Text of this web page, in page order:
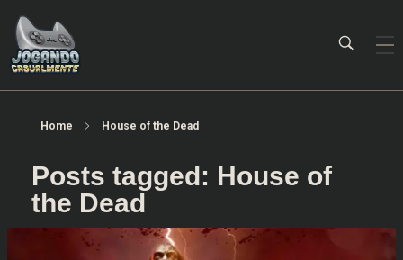
Home House of the Dead
Posts tagged: House of
the Dead